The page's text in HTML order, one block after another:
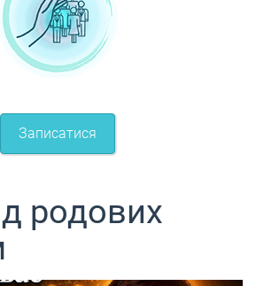
Записатися
родових